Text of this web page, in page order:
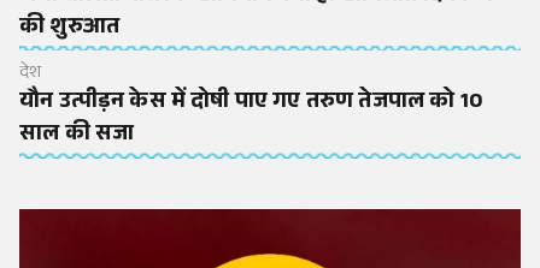
की शुरुआत
देश
यौन उत्पीड़न केस में दोषी पाए गए तरुण तेजपाल को 10
साल की सजा